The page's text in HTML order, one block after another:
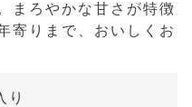
まろやかな甘さが特徴
寄りまで、おいしくお
り